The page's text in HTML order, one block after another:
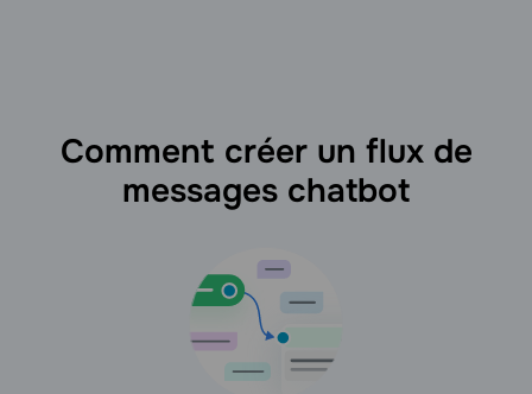
Comment créer un flux de
messages chatbot